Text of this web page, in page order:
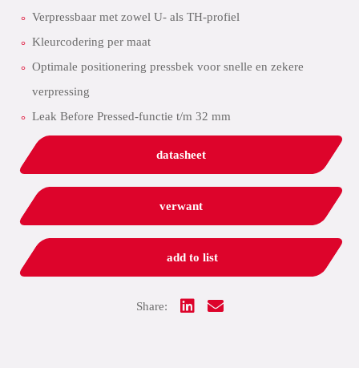
Verpressbaar met zowel U- als TH-profiel
Kleurcodering per maat
Optimale positionering pressbek voor snelle en zekere
verpressing
Leak Before Pressed-functie t/m 32 mm
datasheet
verwant
add to list
Share: